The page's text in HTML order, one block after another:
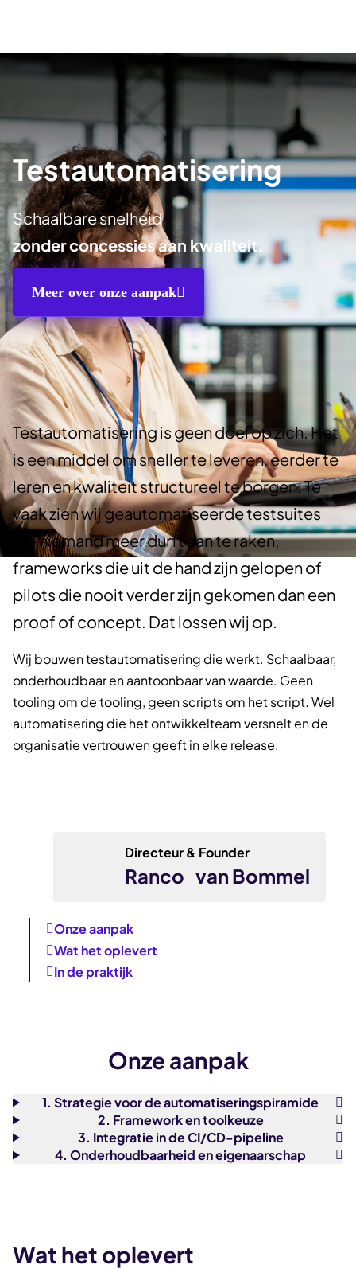
Testautomatisering
Schaalbare snelheid
zonder concessies aan kwaliteit.
Meer over onze aanpak
Testautomatisering is geen doel op zich. Het
is een middel om sneller te leveren, eerder te
leren en kwaliteit structureel te borgen. Te
vaak zien wij geautomatiseerde testsuites
die niemand meer durft aan te raken,
frameworks die uit de hand zijn gelopen of
pilots die nooit verder zijn gekomen dan een
proof of concept. Dat lossen wij op.
Wij bouwen testautomatisering die werkt. Schaalbaar,
onderhoudbaar en aantoonbaar van waarde. Geen
tooling om de tooling, geen scripts om het script. Wel
automatisering die het ontwikkelteam versnelt en de
organisatie vertrouwen geeft in elke release.
Directeur & Founder
Ranco van Bommel
Onze aanpak
Wat het oplevert
In de praktijk
Onze aanpak
1. Strategie voor de automatiseringspiramide
2. Framework en toolkeuze
3. Integratie in de CI/CD-pipeline
4. Onderhoudbaarheid en eigenaarschap
Wat het oplevert
Softwarekwaliteit
Kennisdeling
Scabble
Contact
5
Trainingen
6